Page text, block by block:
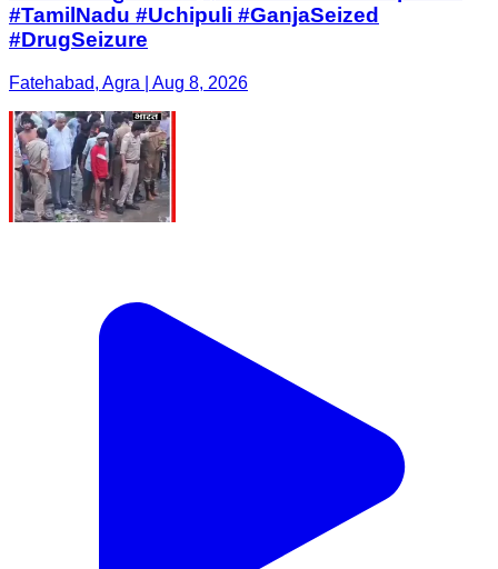
#TamilNadu #Uchipuli #GanjaSeized
#DrugSeizure
Fatehabad, Agra | Aug 8, 2026